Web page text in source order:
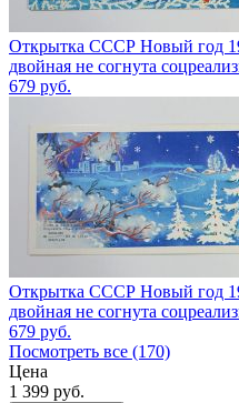
Открытка СССР Новый год
двойная не согнута
679 руб.
Открытка СССР Новый год
двойная не согнута
679 руб.
Посмотреть все (170)
Цена
1 399 руб.